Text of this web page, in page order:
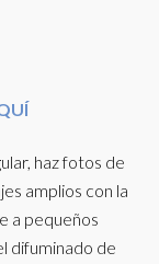
haz fotos de
amplios con la
a pequeños
difuminado de